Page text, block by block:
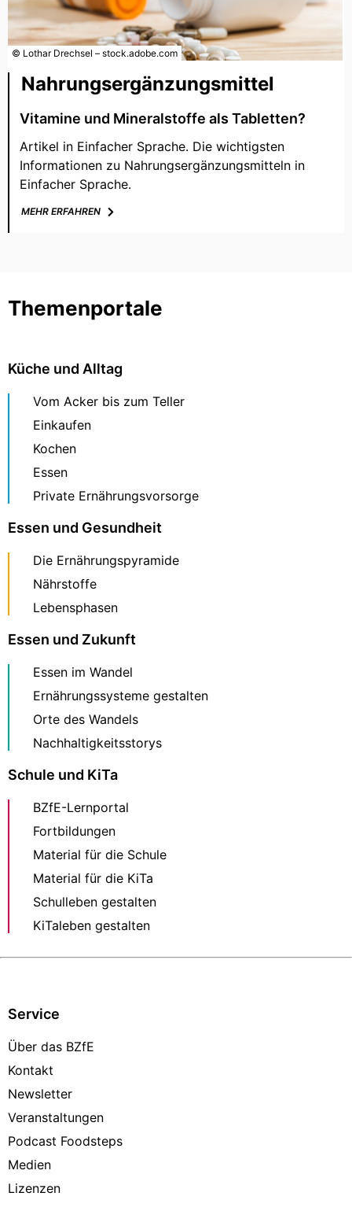
© Lothar Drechsel – stock.adobe.com
Nahrungsergänzungsmittel
Vitamine und Mineralstoffe als Tabletten?
Artikel in Einfacher Sprache. Die wichtigsten
Informationen zu Nahrungsergänzungsmitteln in
Einfacher Sprache.
MEHR ERFAHREN
Themenportale
Küche und Alltag
Vom Acker bis zum Teller
Einkaufen
Kochen
Essen
Private Ernährungsvorsorge
Essen und Gesundheit
Die Ernährungspyramide
Nährstoffe
Lebensphasen
Essen und Zukunft
Essen im Wandel
Ernährungssysteme gestalten
Orte des Wandels
Nachhaltigkeitsstorys
Schule und KiTa
BZfE-Lernportal
Fortbildungen
Material für die Schule
Material für die KiTa
Schulleben gestalten
KiTaleben gestalten
Service
Über das BZfE
Kontakt
Newsletter
Veranstaltungen
Podcast Foodsteps
Medien
Lizenzen